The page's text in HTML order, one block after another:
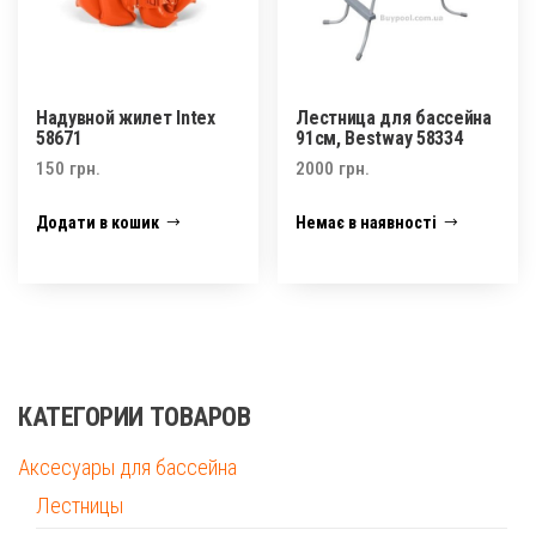
Надувной жилет Intex
58671
150 грн.
Додати в кошик
Лестница для бассейна
91см, Bestway 58334
2000 грн.
Немає в наявності
КАТЕГОРИИ ТОВАРОВ
Аксесуары для бассейна
Лестницы